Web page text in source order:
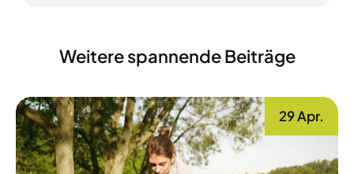
Weitere spannende Beiträge
29 Apr.